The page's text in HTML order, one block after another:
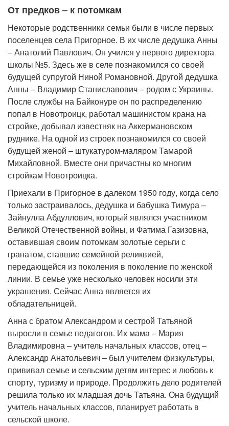
От предков – к потомкам
Некоторые родственники семьи были в числе первых
поселенцев села Пригорное. В их числе дедушка Анны
– Анатолий Павлович. Он учился у первого директора
школы №5. Здесь же в селе познакомился со своей
будущей супругой Ниной Романовной. Другой дедушка
Анны – Владимир Станиславович – родом с Украины.
После службы на Байконуре он по распределению
попал в Новотроицк, работал машинистом крана на
стройке, добывал известняк на Аккермановском
руднике. На одной из строек познакомился со своей
будущей женой – штукатуром-маляром Тамарой
Михайловной. Вместе они причастны ко многим
стройкам Новотроицка.
Приехали в Пригорное в далеком 1950 году, когда село
только застраивалось, дедушка и бабушка Тимура –
Зайнулла Абдуллович, который являлся участником
Великой Отечественной войны, и Фатима Газизовна,
оставившая своим потомкам золотые серьги с
гранатом, ставшие семейной реликвией,
передающейся из поколения в поколение по женской
линии. В семье уже несколько человек носили эти
украшения. Сейчас Анна является их
обладательницей.
Анна с братом Александром и сестрой Татьяной
выросли в семье педагогов. Их мама – Мария
Владимировна – учитель начальных классов, отец –
Александр Анатольевич – был учителем физкультуры,
прививал семье и сельским детям интерес и любовь к
спорту, туризму и природе. Продолжить дело родителей
решила только их младшая дочь Татьяна. Она будущий
учитель начальных классов, планирует работать в
сельской школе.